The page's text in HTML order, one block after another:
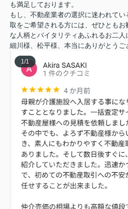
も満足しております。
もし、不動産業者の選択に迷われて
取をご希望される方には、ぜひとも
な人柄とバイタリティあふれるお二人
細川様、松平様、本当にありがとうご
1/1